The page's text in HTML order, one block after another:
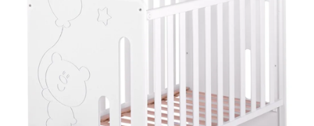
hvězdiček.